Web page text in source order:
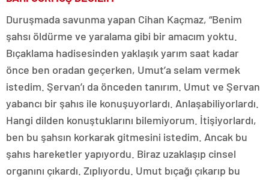
Duruşmada savunma yapan Cihan Kaçmaz, “Benim
şahsı öldürme ve yaralama gibi bir amacım yoktu.
Bıçaklama hadisesinden yaklaşık yarım saat kadar
önce ben oradan geçerken, Umut’a selam vermek
istedim. Şervan’ı da önceden tanırım. Umut ve Şervan
yabancı bir şahıs ile konuşuyorlardı. Anlaşabiliyorlardı.
Hangi dilden konuştuklarını bilemiyorum. İtişiyorlardı,
ben bu şahsın korkarak gitmesini istedim. Ancak bu
şahıs hareketler yapıyordu. Biraz uzaklaşıp cinsel
organını çıkardı. Zıplıyordu. Umut bıçağı çıkarıp bu